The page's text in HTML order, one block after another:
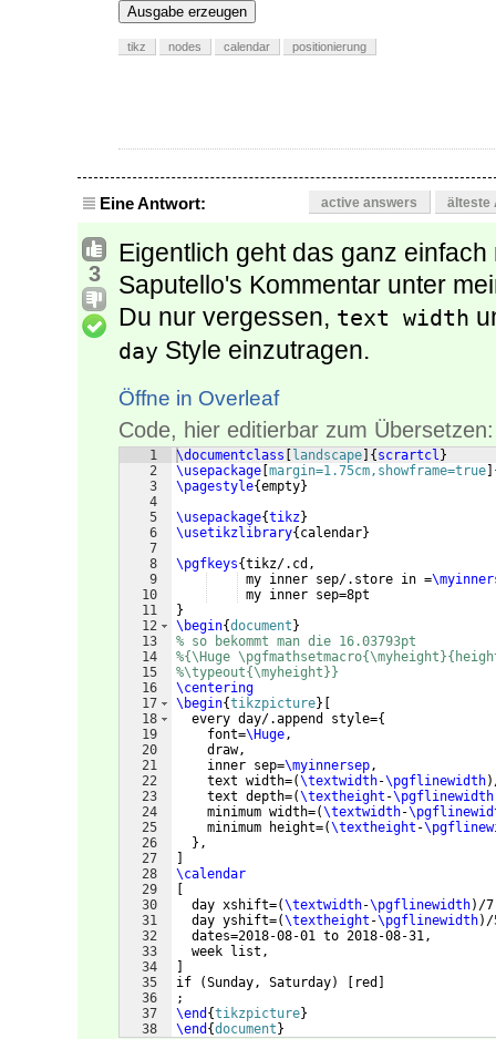
Ausgabe erzeugen
tikz nodes calendar positionierung
Eine Antwort: active answers älteste
3
Eigentlich geht das ganz
Saputello's Kommentar unter
Du nur vergessen, text width
day Style einzutragen.
Öffne in Overleaf
Code, hier editierbar zum Übersetzen:
1
2
3
4
5
6
7
8
9
10
11
12
13
14
15
16
17
18
19
20
21
22
23
24
25
26
27
28
29
30
31
32
33
34
35
36
37
38
\documentclass landscape { scrartcl }
\usepackage margin=1.75cm,showframe=true
\pagestyle{empty}
\usepackage{tikz}
\usetikzlibrary{ calendar}
\pgfkeys{tikz/.cd,
my inner sep/.store in =
my inner sep=8pt
}
\begin{document }
% so bekommt man die 16.03793pt
%{\Huge
%\typeout{\myheight}}
\centering
\begin{tikzpicture}
  every day/.append style=
{
    font=
\Huge,
    draw,
    inner sep=
\myinnersep,
    text width=
(\textwidth-\pgflinewidth)
    text depth=
(\textheight -\pgflinewidth
    minimum width=
(\textwidth-
    minimum height=
(\textheight -
} ,
\calendar
  day xshift=
(\textwidth-\pgflinewidth) /
  day yshift=
(\textheight -\pgflinewidth) /
  dates=2018-08-01 to 2018-08-31,
  week list,
if
(Sunday, Saturday) red
;
\end {tikzpicture}
\end {document }